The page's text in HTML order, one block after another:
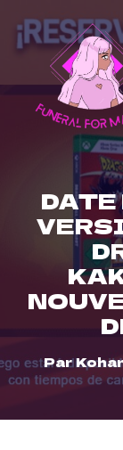
content
DATE
Par